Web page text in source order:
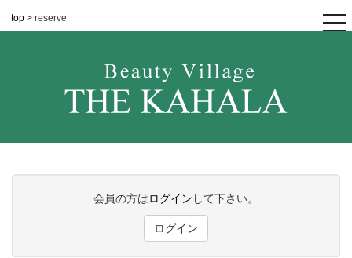
top > reserve
会員の方はログイン して下さい。
ログイン